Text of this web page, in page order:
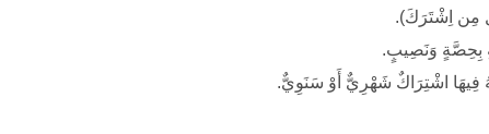
مِن اِشْتَرَكَ).
بِحِصَّةٍ وَنَصِيبٍ.
فِيهَا اشْتِرَاكٌ شَهْرِيٌّ أَوْ سَنَوِيٌّ.